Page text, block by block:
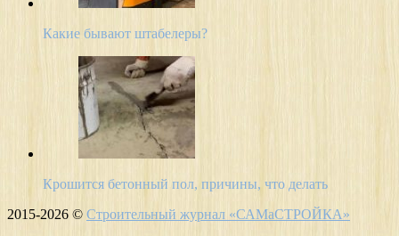
Какие бывают штабелеры?
Крошится бетонный пол, причины, что делать
2015-2026 © Строительный журнал «САМаСТРОЙКА»